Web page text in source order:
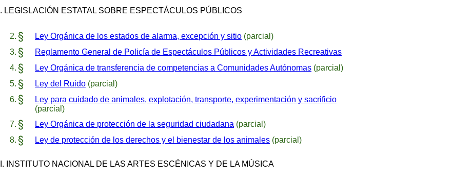
I. LEGISLACIÓN ESTATAL SOBRE ESPECTÁCULOS PÚBLICOS
Ley Orgánica de los estados de alarma, excepción y sitio (parcial)
Reglamento General de Policía de Espectáculos Públicos y Actividades Recreativas
Ley Orgánica de transferencia de competencias a Comunidades Autónomas (parcial)
Ley del Ruido (parcial)
Ley para cuidado de animales, explotación, transporte, experimentación y sacrificio
(parcial)
Ley Orgánica de protección de la seguridad ciudadana (parcial)
Ley de protección de los derechos y el bienestar de los animales (parcial)
II. INSTITUTO NACIONAL DE LAS ARTES ESCÉNICAS Y DE LA MÚSICA